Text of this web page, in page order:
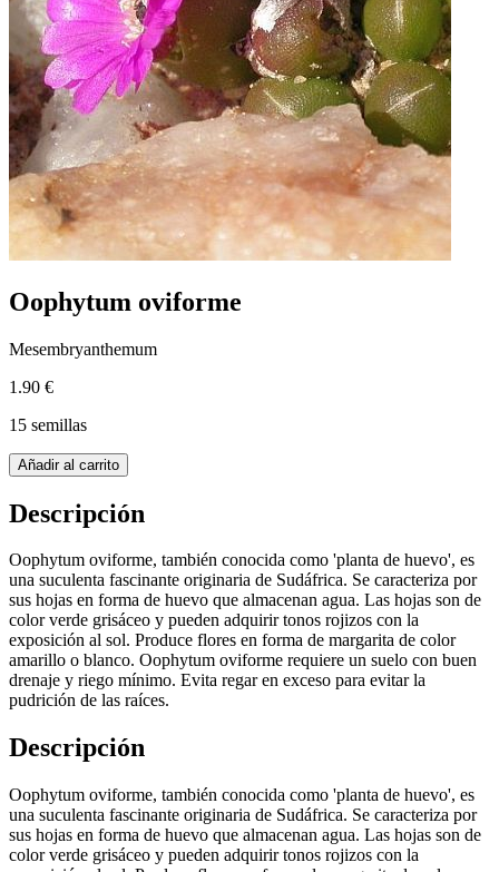
Oophytum oviforme
Mesembryanthemum
1.90 €
15 semillas
Añadir al carrito
Descripción
Oophytum oviforme, también conocida como 'planta de huevo', es
una suculenta fascinante originaria de Sudáfrica. Se caracteriza por
sus hojas en forma de huevo que almacenan agua. Las hojas son de
color verde grisáceo y pueden adquirir tonos rojizos con la
exposición al sol. Produce flores en forma de margarita de color
amarillo o blanco. Oophytum oviforme requiere un suelo con buen
drenaje y riego mínimo. Evita regar en exceso para evitar la
pudrición de las raíces.
Descripción
Oophytum oviforme, también conocida como 'planta de huevo', es
una suculenta fascinante originaria de Sudáfrica. Se caracteriza por
sus hojas en forma de huevo que almacenan agua. Las hojas son de
color verde grisáceo y pueden adquirir tonos rojizos con la